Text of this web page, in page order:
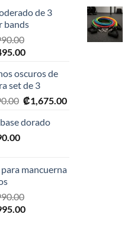
de 3
bands
El
actual
es:
₡10,495.00.
oscuros de
set de 3
El
original
₡1,675.00El
dorado
mancuerna
El